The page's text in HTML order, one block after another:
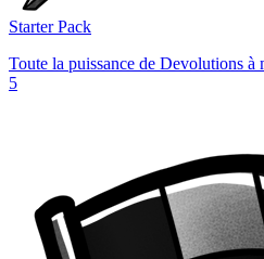
Starter Pack
Toute la puissance de Devolutions
5